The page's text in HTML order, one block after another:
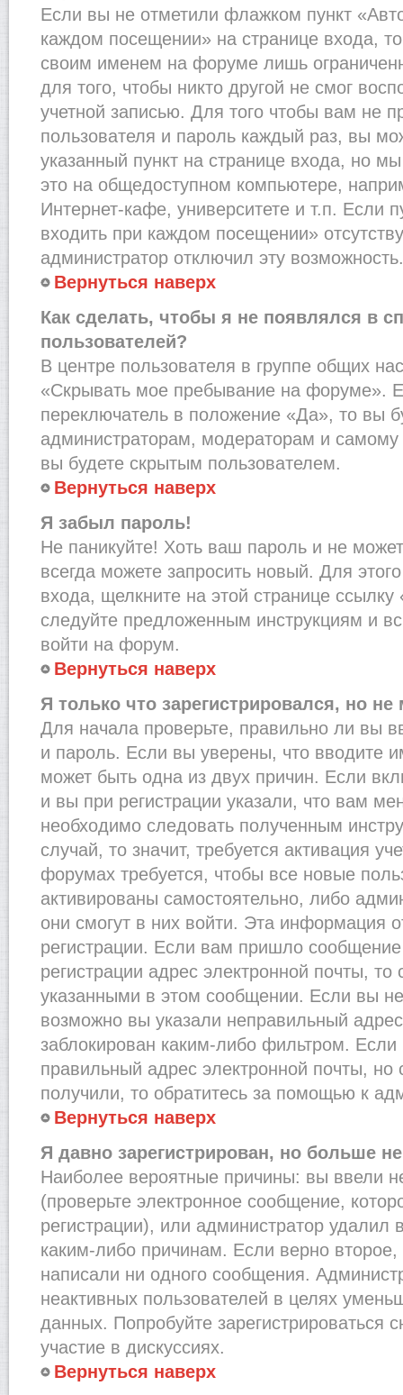
Если вы не отметили флажком пункт
каждом посещении» на странице входа,
своим именем на форуме лишь
для того, чтобы никто другой не смог
учетной записью. Для того чтобы вам не
пользователя и пароль каждый раз, вы
указанный пункт на странице входа, но
это на общедоступном компьютере,
Интернет-кафе, университете и т.п. Если
входить при каждом посещении»
администратор отключил эту возможность.
Вернуться наверх
Как сделать, чтобы я не появлялся в
пользователей?
В центре пользователя в группе общих
«Скрывать мое пребывание на форуме».
переключатель в положение «Да», то вы
администраторам, модераторам и
вы будете скрытым пользователем.
Вернуться наверх
Я забыл пароль!
Не паникуйте! Хоть ваш пароль и не
всегда можете запросить новый. Для
входа, щелкните на этой странице
следуйте предложенным инструкциям и
войти на форум.
Вернуться наверх
Я только что зарегистрировался, но не
Для начала проверьте, правильно ли вы
и пароль. Если вы уверены, что вводите
может быть одна из двух причин. Если
и вы при регистрации указали, что вам
необходимо следовать полученным
случай, то значит, требуется активация
форумах требуется, чтобы все новые
активированы самостоятельно, либо
они смогут в них войти. Эта информация
регистрации. Если вам пришло
регистрации адрес электронной почты, то
указанными в этом сообщении. Если вы
возможно вы указали неправильный
заблокирован каким-либо фильтром.
правильный адрес электронной почты, но
получили, то обратитесь за помощью к
Вернуться наверх
Я давно зарегистрирован, но больше
Наиболее вероятные причины: вы ввели
(проверьте электронное сообщение,
регистрации), или администратор удалил
каким-либо причинам. Если верно
написали ни одного сообщения.
неактивных пользователей в целях
данных. Попробуйте зарегистрироваться
участие в дискуссиях.
Вернуться наверх